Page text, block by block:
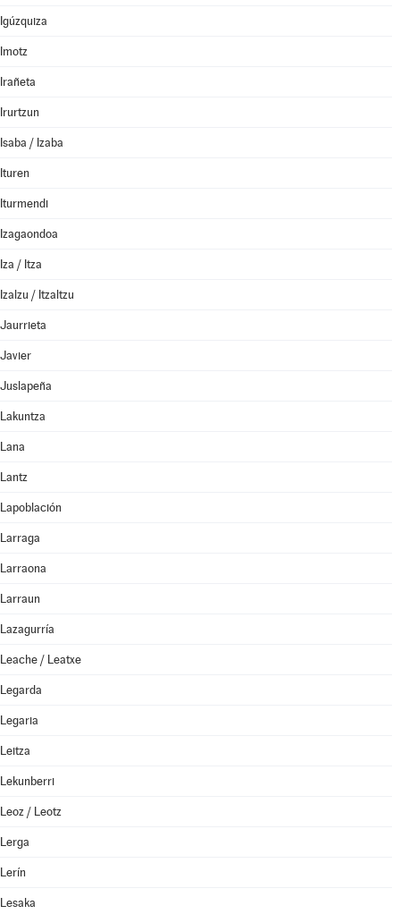
Igúzquiza
Imotz
Irañeta
Irurtzun
Isaba / Izaba
Ituren
Iturmendi
Izagaondoa
Iza / Itza
Izalzu / Itzaltzu
Jaurrieta
Javier
Juslapeña
Lakuntza
Lana
Lantz
Lapoblación
Larraga
Larraona
Larraun
Lazagurría
Leache / Leatxe
Legarda
Legaria
Leitza
Lekunberri
Leoz / Leotz
Lerga
Lerín
Lesaka